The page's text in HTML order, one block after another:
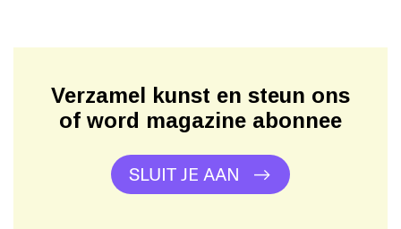
Verzamel kunst en steun ons
of word magazine abonnee
SLUIT JE AAN